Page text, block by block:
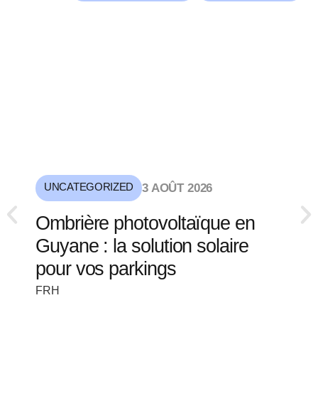
UNCATEGORIZED 3 AOÛT 2026
Ombrière photovoltaïque en
Guyane : la solution solaire
pour vos parkings
FRH